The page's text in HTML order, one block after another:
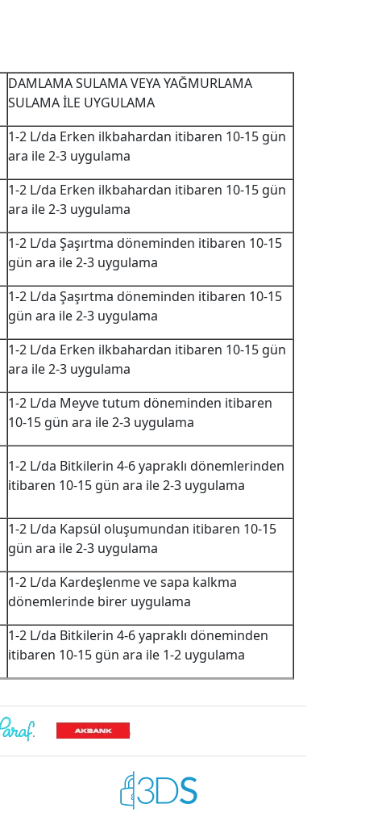
DAMLAMA SULAMA VEYA YAĞMURLAMA
SULAMA İLE UYGULAMA
1-2 L/da Erken ilkbahardan itibaren 10-15 gün
ara ile 2-3 uygulama
1-2 L/da Erken ilkbahardan itibaren 10-15 gün
ara ile 2-3 uygulama
1-2 L/da Şaşırtma döneminden itibaren 10-15
gün ara ile 2-3 uygulama
1-2 L/da Şaşırtma döneminden itibaren 10-15
gün ara ile 2-3 uygulama
1-2 L/da Erken ilkbahardan itibaren 10-15 gün
ara ile 2-3 uygulama
1-2 L/da Meyve tutum döneminden itibaren
10-15 gün ara ile 2-3 uygulama
1-2 L/da Bitkilerin 4-6 yapraklı dönemlerinden
itibaren 10-15 gün ara ile 2-3 uygulama
1-2 L/da Kapsül oluşumundan itibaren 10-15
gün ara ile 2-3 uygulama
1-2 L/da Kardeşlenme ve sapa kalkma
dönemlerinde birer uygulama
1-2 L/da Bitkilerin 4-6 yapraklı döneminden
itibaren 10-15 gün ara ile 1-2 uygulama